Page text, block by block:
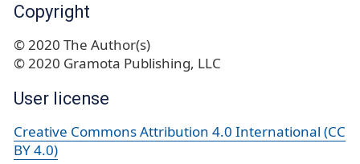
Copyright
© 2020 The Author(s)
© 2020 Gramota Publishing, LLC
User license
Creative Commons Attribution 4.0 International (CC
BY 4.0)